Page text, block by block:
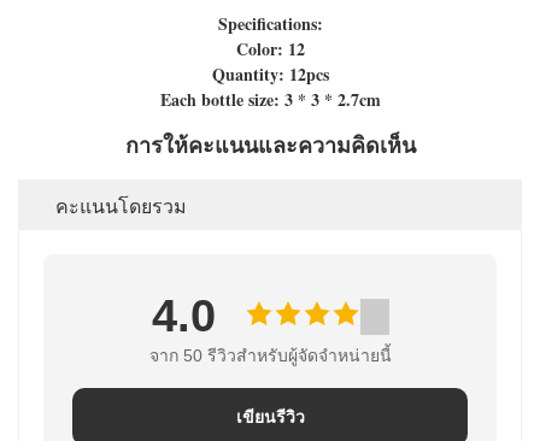
Specifications:
Color: 12
Quantity: 12pcs
Each bottle size: 3 * 3 * 2.7cm
การให้คะแนนและความคิดเห็น
คะแนนโดยรวม
4.0
จาก 50 รีวิวสําหรับผู้จัดจําหน่ายนี้
เขียนรีวิว